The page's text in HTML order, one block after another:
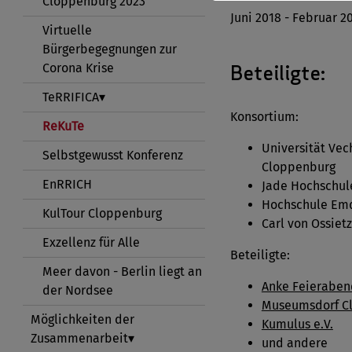
Virtuelle
Bürgerbegegnungen zur
Corona Krise
TeRRIFICA
ReKuTe
Selbstgewusst Konferenz
EnRRICH
KulTour Cloppenburg
Exzellenz für Alle
Meer davon - Berlin liegt an
der Nordsee
Möglichkeiten der
Zusammenarbeit
Juni 2018 - Februar
Beteiligte:
Konsortium:
Universität
Cloppenburg
Jade
Hochschule
Carl von
Beteiligte:
Anke
Museumsdorf
Kumulus e.V.
und andere